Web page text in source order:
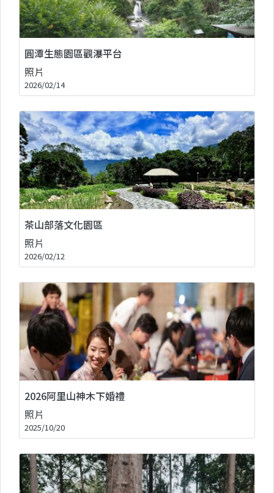
圓潭生態園區觀瀑平台
照片
2026/02/14
茶山部落文化園區
照片
2026/02/12
2026阿里山神木下婚禮
照片
2025/10/20